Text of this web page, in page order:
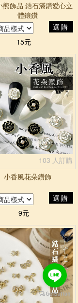
熊飾品 鋯石滿鑽愛心立
體鑲鑽
選購
15元
103 人訂購
小香風花朵鑽飾
選購
9元